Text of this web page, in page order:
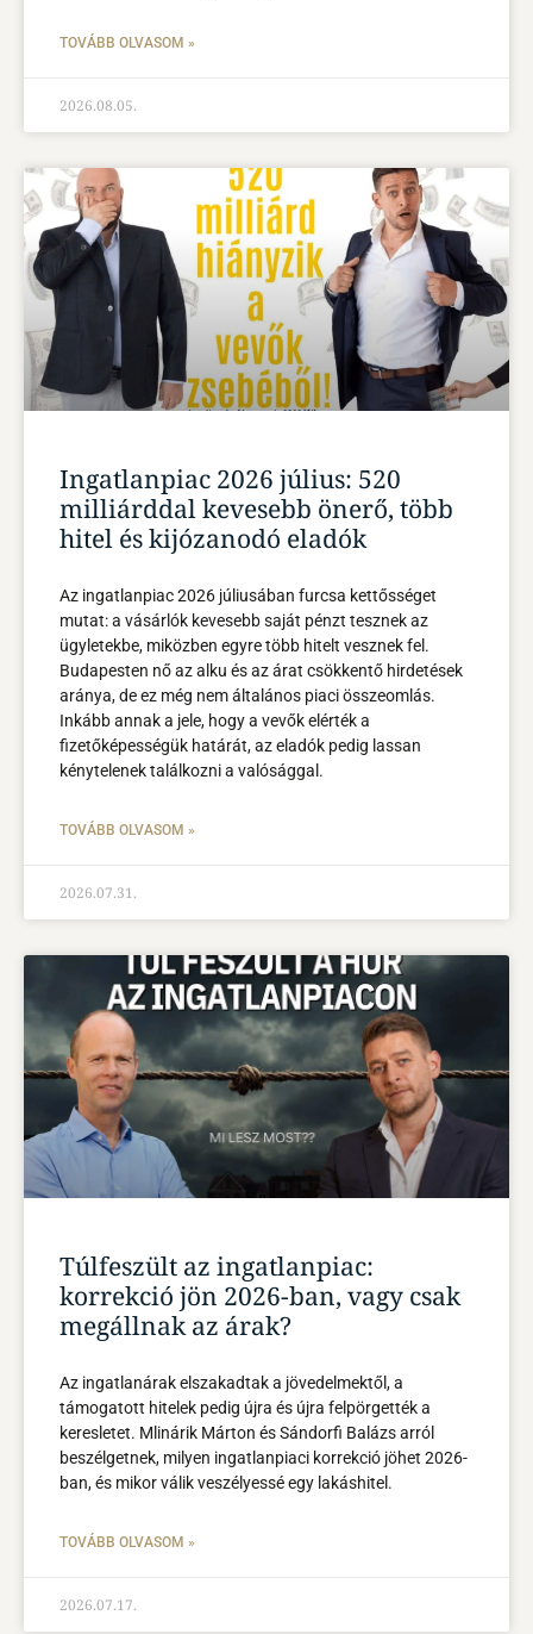
TOVÁBB OLVASOM »
2026.08.05.
Ingatlanpiac 2026 július: 520
milliárddal kevesebb önerő, több
hitel és kijózanodó eladók
Az ingatlanpiac 2026 júliusában furcsa kettősséget
mutat: a vásárlók kevesebb saját pénzt tesznek az
ügyletekbe, miközben egyre több hitelt vesznek fel.
Budapesten nő az alku és az árat csökkentő hirdetések
aránya, de ez még nem általános piaci összeomlás.
Inkább annak a jele, hogy a vevők elérték a
fizetőképességük határát, az eladók pedig lassan
kénytelenek találkozni a valósággal.
TOVÁBB OLVASOM »
2026.07.31.
Túlfeszült az ingatlanpiac:
korrekció jön 2026-ban, vagy csak
megállnak az árak?
Az ingatlanárak elszakadtak a jövedelmektől, a
támogatott hitelek pedig újra és újra felpörgették a
keresletet. Mlinárik Márton és Sándorfi Balázs arról
beszélgetnek, milyen ingatlanpiaci korrekció jöhet 2026-
ban, és mikor válik veszélyessé egy lakáshitel.
TOVÁBB OLVASOM »
2026.07.17.